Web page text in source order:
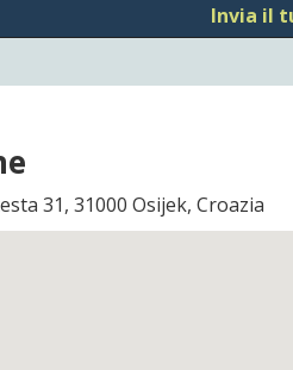
Invia il
31, 31000 Osijek, Croazia